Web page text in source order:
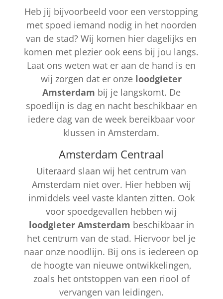
Heb jij bijvoorbeeld voor een verstopping
met spoed iemand nodig in het noorden
van de stad? Wij komen hier dagelijks en
komen met plezier ook eens bij jou langs.
Laat ons weten wat er aan de hand is en
wij zorgen dat er onze loodgieter
Amsterdam bij je langskomt. De
spoedlijn is dag en nacht beschikbaar en
iedere dag van de week bereikbaar voor
klussen in Amsterdam.
Amsterdam Centraal
Uiteraard slaan wij het centrum van
Amsterdam niet over. Hier hebben wij
inmiddels veel vaste klanten zitten. Ook
voor spoedgevallen hebben wij
loodgieter Amsterdam beschikbaar in
het centrum van de stad. Hiervoor bel je
naar onze noodlijn. Bij ons is iedereen op
de hoogte van nieuwe ontwikkelingen,
zoals het ontstoppen van een riool of
vervangen van leidingen.